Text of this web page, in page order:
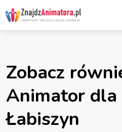
Skip
to
content
Zobacz
Animator dla
Łabiszyn